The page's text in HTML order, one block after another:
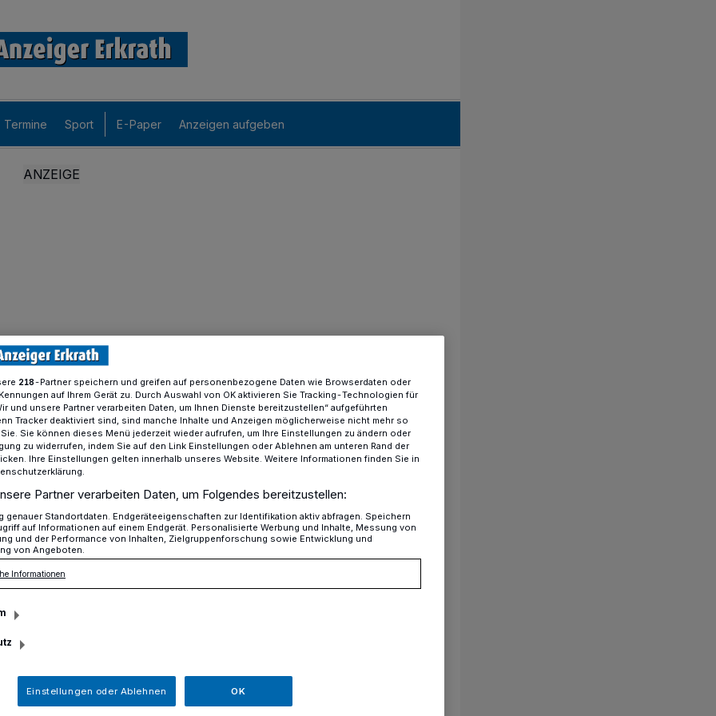
Termine Sport E-Paper Anzeigen aufgeben
unterstützt landesweite Kampagne​
landesweite Kampagne
unterstützt die
Respekt‘. Vor allem geht es dabei
etwa von Polizei und
hat das NRW-Innenministerium
registriert; die Brutalität nimmt
218-Partner speichern und greifen auf personenbezogene Daten wie Browserdaten oder
auf Ihrem Gerät zu. Durch Auswahl von OK aktivieren Sie Tracking-Technologien für
und unsere Partner verarbeiten Daten, um Ihnen Dienste bereitzustellen“ aufgeführten
Tracker deaktiviert sind, sind manche Inhalte und Anzeigen möglicherweise nicht mehr so
Sie können dieses Menü jederzeit wieder aufrufen, um Ihre Einstellungen zu ändern oder
zu widerrufen, indem Sie auf den Link Einstellungen oder Ablehnen am unteren Rand der
Ihre Einstellungen gelten innerhalb unseres Website. Weitere Informationen finden Sie in
Partner verarbeiten Daten, um Folgendes bereitzustellen:
genauer Standortdaten. Endgeräteeigenschaften zur Identifikation aktiv abfragen. Speichern
auf Informationen auf einem Endgerät. Personalisierte Werbung und Inhalte, Messung von
und der Performance von Inhalten, Zielgruppenforschung sowie Entwicklung und
von Angeboten.
Informationen
Einstellungen oder Ablehnen OK